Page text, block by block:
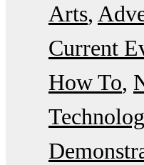
Arts
Current
How To